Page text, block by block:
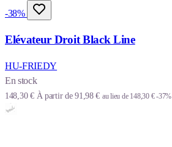
-38%
Elévateur Droit Black Line
HU-FRIEDY
En stock
148,30 € À partir de 91,98 € au lieu de 148,30 €-37%